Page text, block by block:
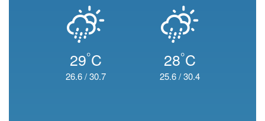
29°C
26.6/30.7
28°C
25.6/30.4